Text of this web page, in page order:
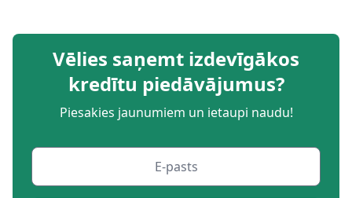
Vēlies saņemt izdevīgākos
kredītu piedāvājumus?
Piesakies jaunumiem un ietaupi naudu!